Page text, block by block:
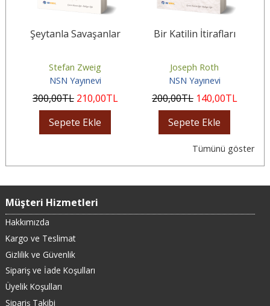
Şeytanla Savaşanlar
Stefan Zweig
NSN Yayınevi
300,00TL 210,00TL
Sepete Ekle
Bir Katilin İtirafları
Joseph Roth
NSN Yayınevi
200,00TL 140,00TL
Sepete Ekle
Tümünü göster
Müşteri Hizmetleri
Hakkımızda
Kargo ve Teslimat
Gizlilik ve Güvenlik
Sipariş ve İade Koşulları
Üyelik Koşulları
Sipariş Takibi